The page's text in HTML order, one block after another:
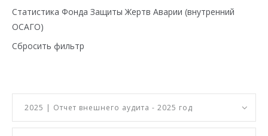
Статистика Фонда Защиты Жертв Аварии (внутренний
ОСАГО)
Сбросить фильтр
2025 | Отчет внешнего аудита - 2025 год